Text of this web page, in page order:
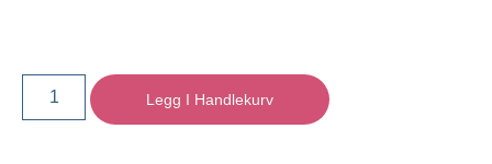
Legg I Handlekurv